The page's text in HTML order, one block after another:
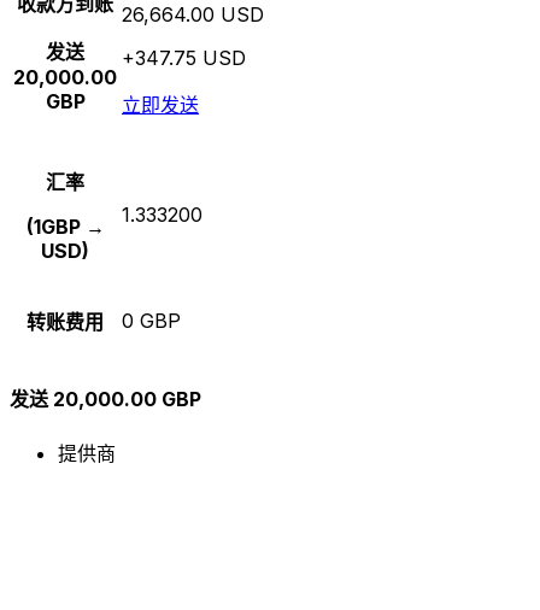
发送
20,000.00
GBP
26,664.00 USD
+347.75 USD
立即发送
汇率
(1GBP →
USD)
1.333200
转账费用 0 GBP
发送 20,000.00 GBP
提供商